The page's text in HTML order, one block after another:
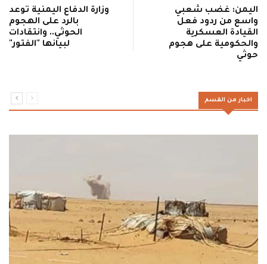
اليمن: غضب شعبي
واسع من ردود فعل
القيادة العسكرية
والحكومية على هجوم
حوثي
وزارة الدفاع اليمنية توعد
بالرد على الهجوم
الحوثي.. وانتقادات
لبيانها "الفتور"
اخبار من القسم